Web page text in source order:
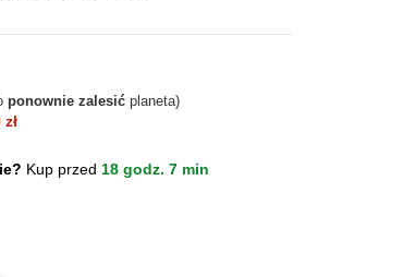
ponownie zalesić planeta)
Kup przed 18 godz. 7 min